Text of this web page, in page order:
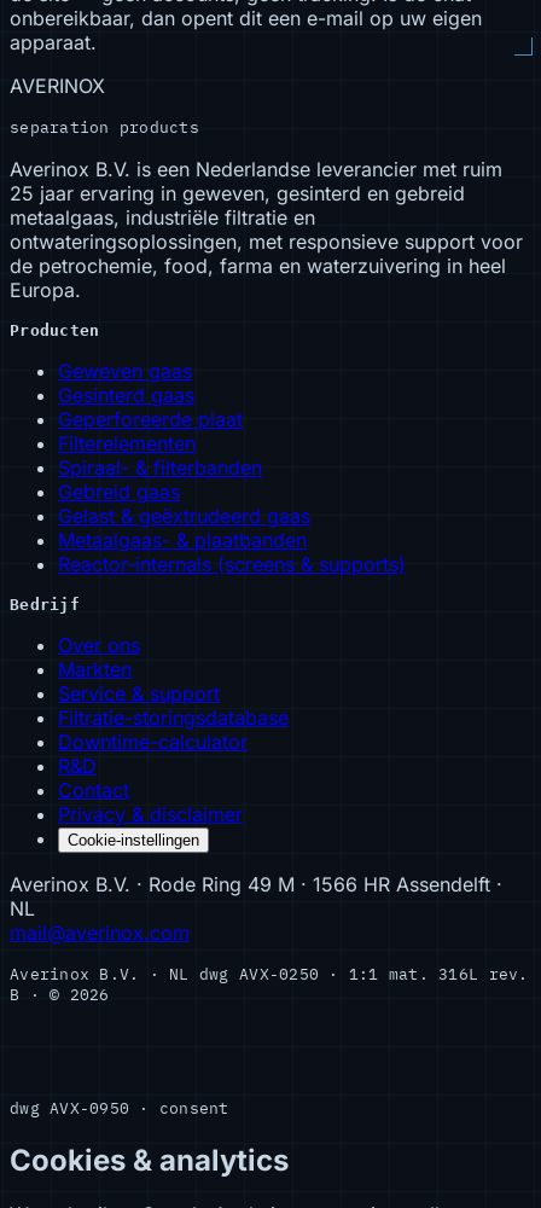
onbereikbaar, dan opent dit een e-mail op uw eigen
apparaat.
AVERINOX
separation products
Averinox B.V. is een Nederlandse leverancier met ruim
25 jaar ervaring in geweven, gesinterd en gebreid
metaalgaas, industriële filtratie en
ontwateringsoplossingen, met responsieve support voor
de petrochemie, food, farma en waterzuivering in heel
Europa.
Producten
Geweven gaas
Gesinterd gaas
Geperforeerde plaat
Filterelementen
Spiraal- & filterbanden
Gebreid gaas
Gelast & geëxtrudeerd gaas
Metaalgaas- & plaatbanden
Reactor-internals (screens & supports)
Bedrijf
Over ons
Markten
Service & support
Filtratie-storingsdatabase
Downtime-calculator
R&D
Contact
Privacy & disclaimer
Cookie-instellingen
Averinox B.V. · Rode Ring 49 M · 1566 HR Assendelft ·
NL
mail@averinox.com
Averinox B.V. · NL dwg AVX-0250 · 1:1 mat. 316L
rev.
B · © 2026
dwg AVX-0950 · consent
Cookies & analytics